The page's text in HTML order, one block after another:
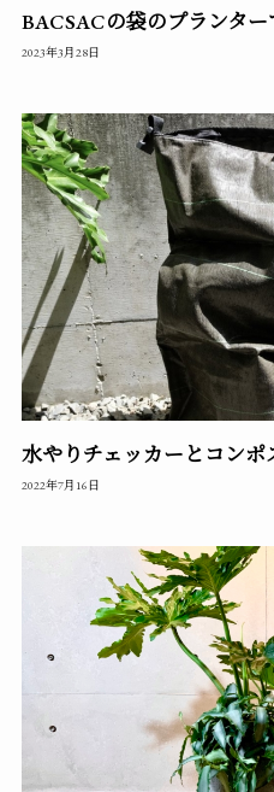
BACSACの袋のプランタ
2023年3月28日
水やりチェッカーとコンポ
2022年7月16日